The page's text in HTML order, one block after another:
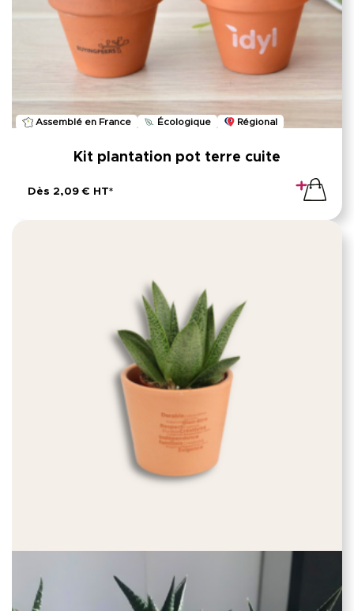
Assemblé en France Écologique Régional
Kit plantation pot terre cuite
Dès 2,09 € HT*